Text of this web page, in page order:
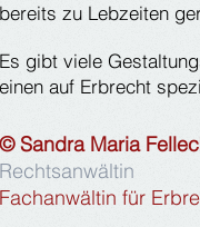
bereits zu Lebzeiten
Es gibt viele
einen auf Erbrecht
© Sandra Maria
Rechtsanwältin
Fachanwältin für